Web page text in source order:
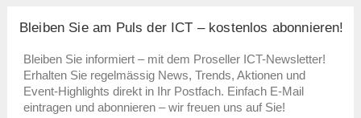
Bleiben Sie am Puls der ICT – kostenlos abonnieren!
Bleiben Sie informiert – mit dem Proseller ICT-Newsletter!
Erhalten Sie regelmässig News, Trends, Aktionen und
Event-Highlights direkt in Ihr Postfach. Einfach E-Mail
eintragen und abonnieren – wir freuen uns auf Sie!